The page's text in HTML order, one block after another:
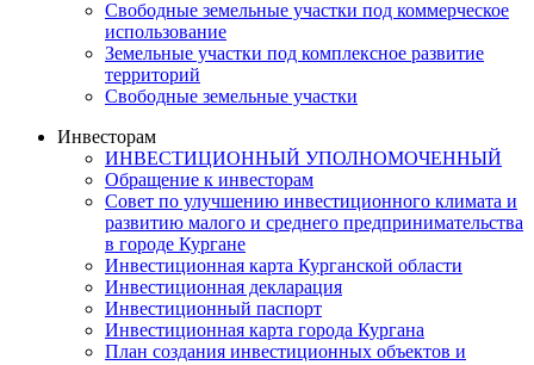
Свободные земельные участки под коммерческое
использование
Земельные участки под комплексное развитие
территорий
Свободные земельные участки
Инвесторам
ИНВЕСТИЦИОННЫЙ УПОЛНОМОЧЕННЫЙ
Обращение к инвесторам
Совет по улучшению инвестиционного климата и
развитию малого и среднего предпринимательства
в городе Кургане
Инвестиционная карта Курганской области
Инвестиционная декларация
Инвестиционный паспорт
Инвестиционная карта города Кургана
План создания инвестиционных объектов и